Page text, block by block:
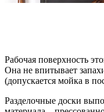
Рабочая поверхность
Она не впитывает
(допускается мойка в
Разделочные доски